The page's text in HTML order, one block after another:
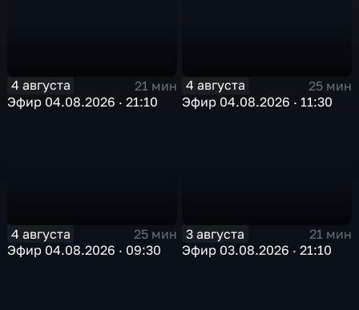
4 августа
21 мин
Эфир 04.08.2026 · 21:10
4 августа
25 мин
Эфир 04.08.2026 · 11:30
4 августа
25 мин
Эфир 04.08.2026 · 09:30
3 августа
21 мин
Эфир 03.08.2026 · 21:10